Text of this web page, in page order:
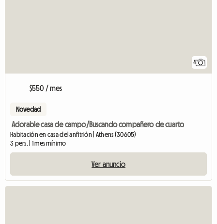
4
$550 / mes
Novedad
Adorable casa de campo/Buscando compañero de cuarto
Habitación en casa del anfitrión | Athens (30605)
3 pers. | 1 mes mínimo
Ver anuncio